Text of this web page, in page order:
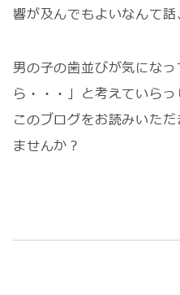
響が及んでもよいなんて
男の子の歯並びが気にな
ら・・・」と考えていらっ
このブログをお読みいた
ませんか？